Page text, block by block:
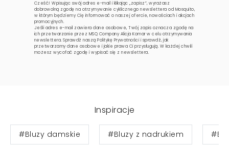
Cześć! Wpisując swój adres e-mail i klikając „zapisz”, wyrażasz
dobrowolną zgodę na otrzymywanie cyklicznego newslettera od Mosquito,
w którym będziemy Cię informować o naszej ofercie, nowościach i akcjach
promocyjnych.
Jeśli adres e-mail zawiera dane osobowe, Twój zapis oznacza zgodę na
ich przetwarzanie przez MSQ Company Alicja Komar w celu otrzymywania
newslettera. Sprawdź naszą Politykę Prywatnościi sprawdź, jak
przetwarzamy dane osobowe i jakie prawa Ci przysługują. W każdej chwili
możesz wycofać zgodę i wypisać się z newslettera.
Inspiracje
#Bluzy damskie #Bluzy z nadrukiem